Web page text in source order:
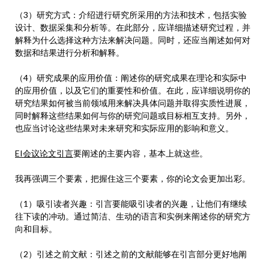
（3）研究方式：介绍进行研究所采用的方法和技术，包括实验
设计、数据采集和分析等。在此部分，应详细描述研究过程，并
解释为什么选择这种方法来解决问题。同时，还应当阐述如何对
数据和结果进行分析和解释。
（4）研究成果的应用价值：阐述你的研究成果在理论和实际中
的应用价值，以及它们的重要性和价值。在此，应详细说明你的
研究结果如何被当前领域用来解决具体问题并取得实质性进展，
同时解释这些结果如何与你的研究问题或目标相互支持。另外，
也应当讨论这些结果对未来研究和实际应用的影响和意义。
EI会议论文引言要阐述的主要内容，基本上就这些。
我再强调三个要素，把握住这三个要素，你的论文会更加出彩。
（1）吸引读者兴趣：引言要能吸引读者的兴趣，让他们有继续
往下读的冲动。通过简洁、生动的语言和实例来阐述你的研究方
向和目标。
（2）引述之前文献：引述之前的文献能够在引言部分更好地阐